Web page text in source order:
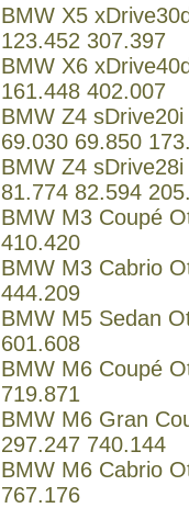
BMW X5
123.452 307.397
BMW X6
161.448 402.007
BMW Z4
69.030 69.850
BMW Z4
81.774 82.594
BMW M3 Coupé
410.420
BMW M3 Cabrio
444.209
BMW M5 Sedan
601.608
BMW M6 Coupé
719.871
BMW M6 Gran
297.247 740.144
BMW M6 Cabrio
767.176